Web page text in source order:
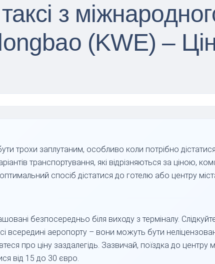
з
(KWE) –
трохи заплутаним, особливо коли потрібно
транспортування, які відрізняються за ціною,
спосіб дістатися до готелю або центру
безпосередньо біля виходу з терміналу.
всередині аеропорту – вони можуть бути
про ціну заздалегідь. Зазвичай, поїздка до
від 15 до 30 євро.